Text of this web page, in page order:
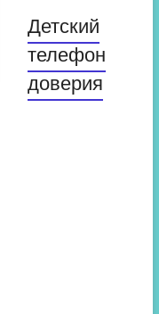
Детский
телефон
доверия